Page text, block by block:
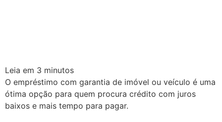
Leia em 3 minutos
O empréstimo com garantia de imóvel ou veículo é uma
ótima opção para quem procura crédito com juros
baixos e mais tempo para pagar.